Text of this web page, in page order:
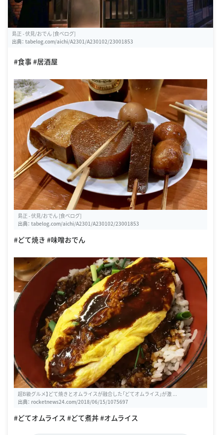
島正 - 伏見/おでん [食べログ]
出典： tabelog.com/aichi/A2301/A230102/23001853
#食事 #居酒屋
島正 - 伏見/おでん [食べログ]
出典： tabelog.com/aichi/A2301/A230102/23001853
#どて焼き #味噌おでん
超B級グルメ】どて焼きとオムライスが融合した「どてオムライス」が激 ...
出典： rocketnews24.com/2018/06/15/1075697
#どてオムライス #どて煮丼 #オムライス